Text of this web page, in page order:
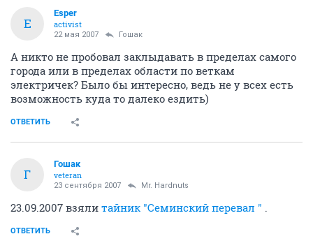
E
Esper
activist
22 мая 2007 Гошак
А никто не пробовал заклыдавать в пределах самого
города или в пределах области по веткам
электричек? Было бы интересно, ведь не у всех есть
возможность куда то далеко ездить)
ОТВЕТИТЬ
Г
Гошак
veteran
23 сентября 2007 Mr. Hardnuts
23.09.2007 взяли тайник "Семинский перевал " .
ОТВЕТИТЬ